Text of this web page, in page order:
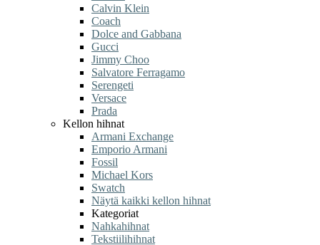
Calvin Klein
Coach
Dolce and Gabbana
Gucci
Jimmy Choo
Salvatore Ferragamo
Serengeti
Versace
Prada
Kellon hihnat
Armani Exchange
Emporio Armani
Fossil
Michael Kors
Swatch
Näytä kaikki kellon hihnat
Kategoriat
Nahkahihnat
Tekstiilihihnat